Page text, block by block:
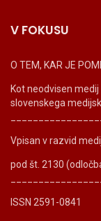
V FOKUSU
O TEM, KAR JE
Kot neodvisen
slovenskega
Vpisan v razvid
pod št. 2130
ISSN 2591-0841